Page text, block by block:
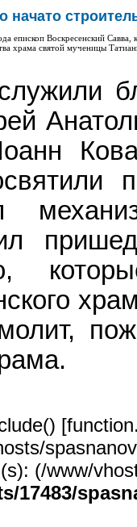
начато
епископ Воскресенский
храма святой мученицы
[
(/www/
17483/